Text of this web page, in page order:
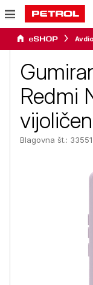
Redmi
vijoličen
Blagovna št.: